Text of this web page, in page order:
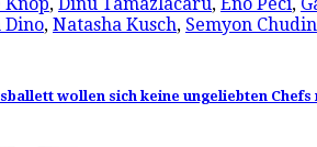
Dino, Natasha Kusch, Semyon Chudin
wollen sich keine ungeliebten